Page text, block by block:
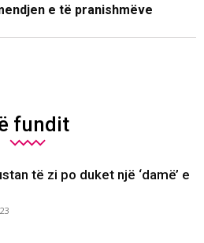
e të pranishmëve
fundit
të zi po duket një ‘damë’ e